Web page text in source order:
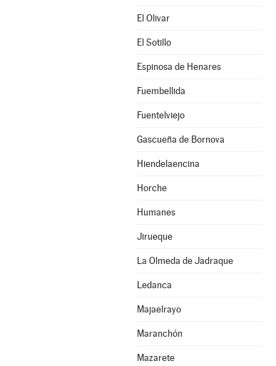
El Olivar
El Sotillo
Espinosa de Henares
Fuembellida
Fuentelviejo
Gascueña de Bornova
Hiendelaencina
Horche
Humanes
Jirueque
La Olmeda de Jadraque
Ledanca
Majaelrayo
Maranchón
Mazarete